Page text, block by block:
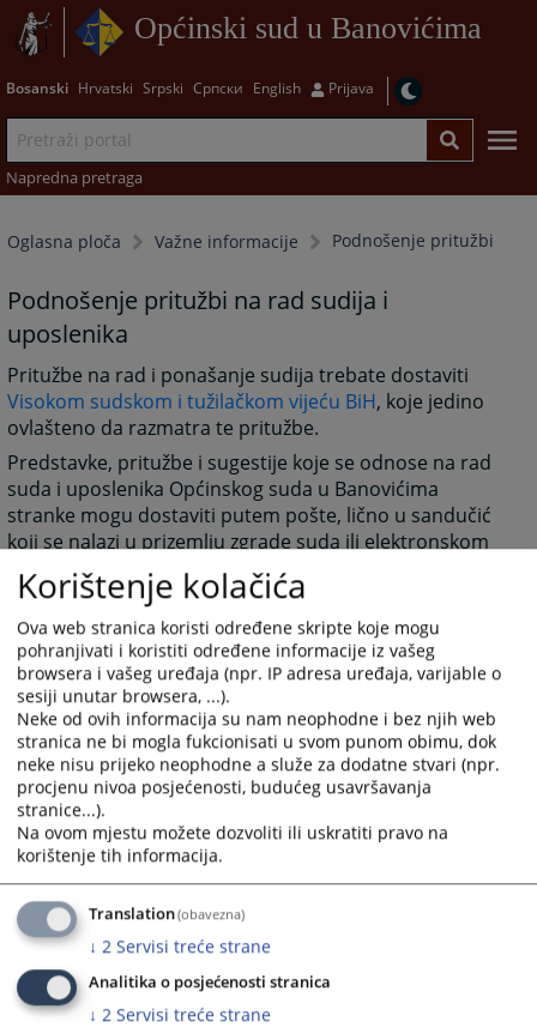
Općinski sud u Banovićima
Bosanski Hrvatski Srpski Српски English Prijava
Napredna pretraga
Oglasna ploča Važne informacije Podnošenje pritužbi
Podnošenje pritužbi na rad sudija i
uposlenika
Pritužbe na rad i ponašanje sudija trebate dostaviti
Visokom sudskom i tužilačkom vijeću BiH, koje jedino
ovlašteno da razmatra te pritužbe.
Predstavke, pritužbe i sugestije koje se odnose na rad
suda i uposlenika Općinskog suda u Banovićima
stranke mogu dostaviti putem pošte, lično u sandučić
koji se nalazi u prizemlju zgrade suda ili elektronskom
poštom na adresu Predsjednika suda.
3990PREGLEDA
Korištenje kolačića
Ova web stranica koristi određene skripte koje mogu
pohranjivati i koristiti određene informacije iz vašeg
browsera i vašeg uređaja (npr. IP adresa uređaja, varijable o
sesiji unutar browsera, ...).
Neke od ovih informacija su nam neophodne i bez njih web
stranica ne bi mogla fukcionisati u svom punom obimu, dok
neke nisu prijeko neophodne a služe za dodatne stvari (npr.
procjenu nivoa posjećenosti, budućeg usavršavanja
stranice...).
Na ovom mjestu možete dozvoliti ili uskratiti pravo na
korištenje tih informacija.
Translation(obavezna)
↓ 2 Servisi treće strane
Analitika o posjećenosti stranica
↓ 2 Servisi treće strane